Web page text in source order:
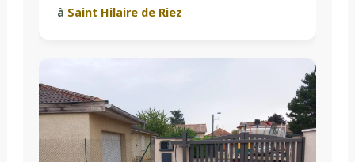
à Saint Hilaire de Riez